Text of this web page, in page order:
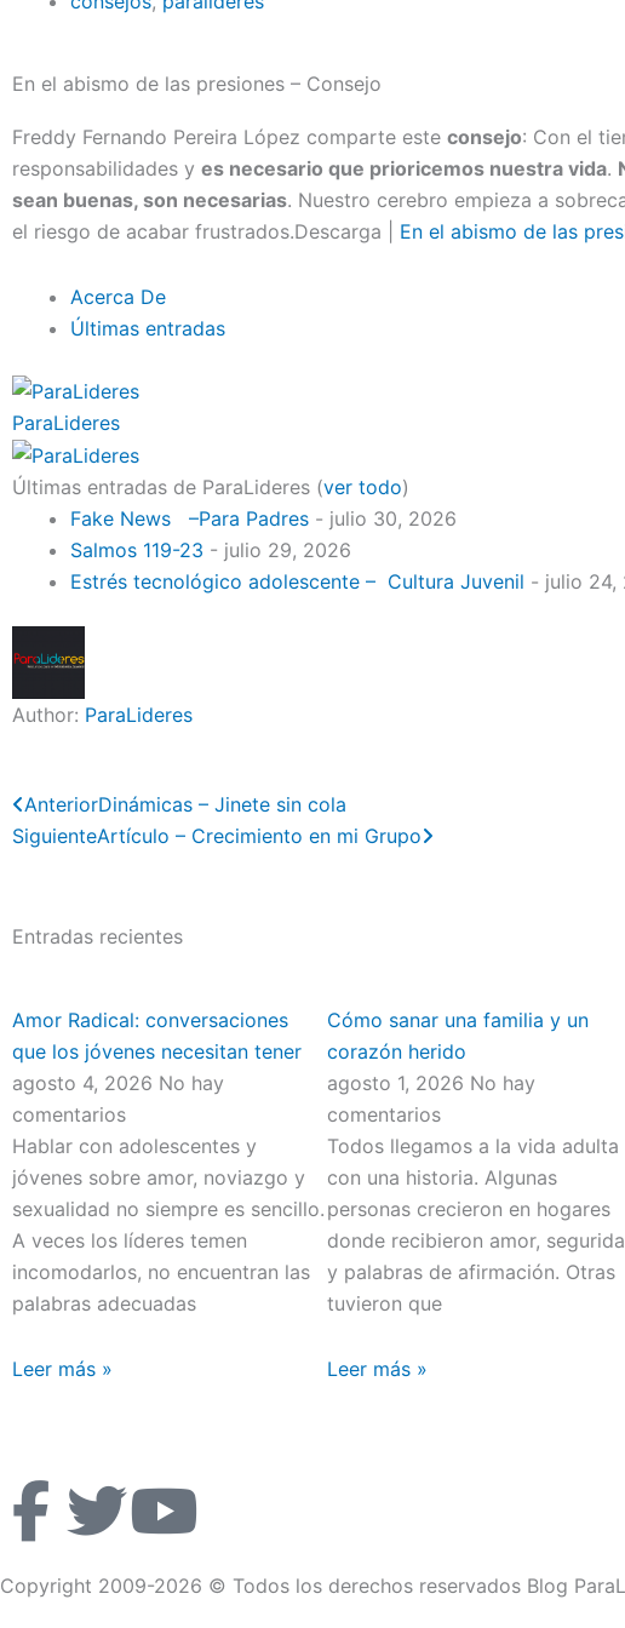
En el abismo de las presiones – Consejo
Freddy Fernando Pereira López comparte este consejo: Con el
responsabilidades y es necesario que prioricemos nuestra vida.
sean buenas, son necesarias. Nuestro cerebro empieza a
el riesgo de acabar frustrados.Descarga | En el abismo de las
Acerca De
Últimas entradas
ParaLideres
Últimas entradas de ParaLideres (ver todo)
Fake News –Para Padres - julio 30, 2026
Salmos 119-23 - julio 29, 2026
Estrés tecnológico adolescente – Cultura Juvenil - julio 24,
Author: ParaLideres
Previo
AnteriorDinámicas – Jinete sin cola
SiguienteArtículo – Crecimiento en mi Grupo
Entradas recientes
Amor Radical: conversaciones
que los jóvenes necesitan tener
agosto 4, 2026 No hay
comentarios
Hablar con adolescentes y
jóvenes sobre amor, noviazgo y
sexualidad no siempre es sencillo.
A veces los líderes temen
incomodarlos, no encuentran las
palabras adecuadas
Leer más »
Cómo sanar una familia y un
corazón herido
agosto 1, 2026 No hay
comentarios
Todos llegamos a la vida adulta
con una historia. Algunas
personas crecieron en hogares
donde recibieron amor,
y palabras de afirmación. Otras
tuvieron que
Leer más »
F
a
T
w
Y
o
Copyright 2009-2026 © Todos los derechos reservados Blog